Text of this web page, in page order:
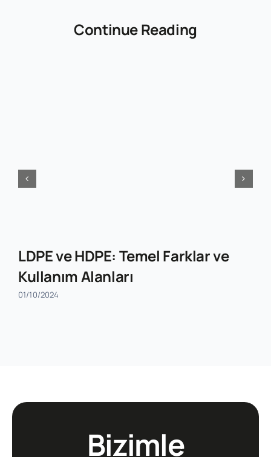
Continue Reading
LDPE ve HDPE: Temel Farklar ve
Kullanım Alanları
01/10/2024
Bizimle